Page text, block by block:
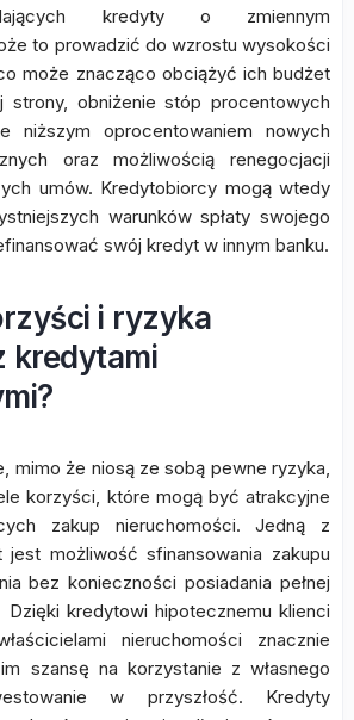
kredyty o zmiennym
to prowadzić do wzrostu wysokości
może znacząco obciążyć ich budżet
strony, obniżenie stóp procentowych
niższym oprocentowaniem nowych
oraz możliwością renegocjacji
umów. Kredytobiorcy mogą wtedy
warunków spłaty swojego
swój kredyt w innym banku.
i ryzyka
kredytami
mimo że niosą ze sobą pewne ryzyka,
korzyści, które mogą być atrakcyjne
zakup nieruchomości. Jedną z
jest możliwość sfinansowania zakupu
bez konieczności posiadania pełnej
kredytowi hipotecznemu klienci
nieruchomości znacznie
szansę na korzystanie z własnego
w przyszłość. Kredyty